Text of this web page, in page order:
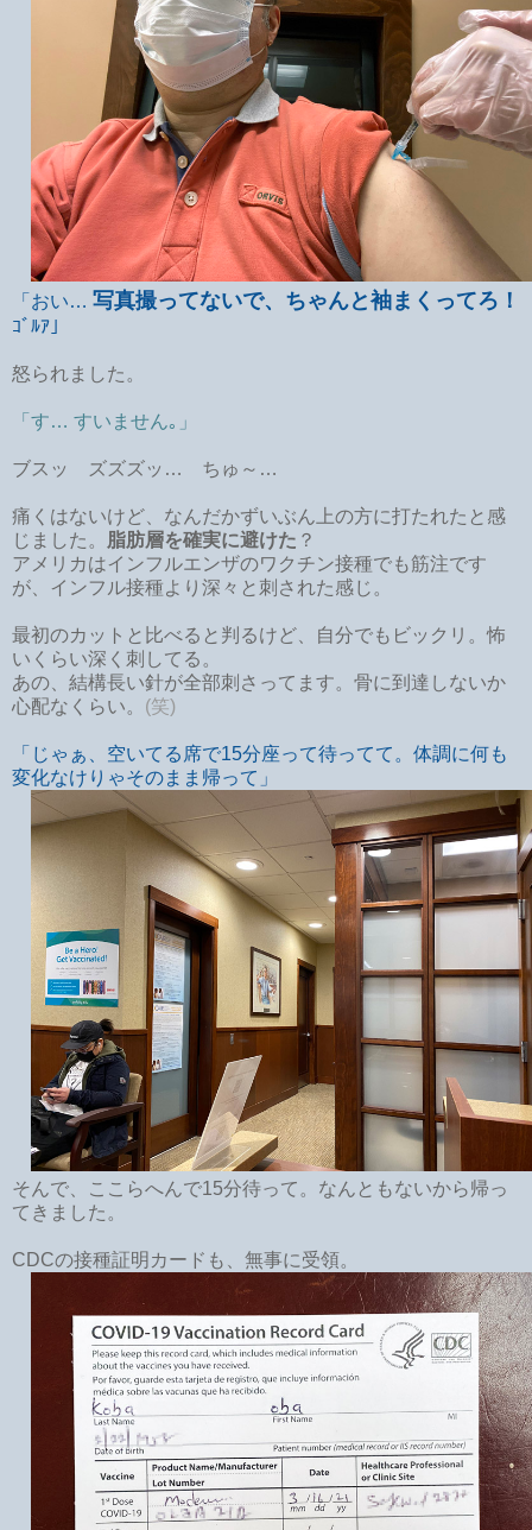
「おい… 写真撮ってないで、ちゃんと袖まくってろ！
ｺﾞﾙｱ」
怒られました。
「す… すいません｡」
ブスッ ズズズッ… ちゅ～…
痛くはないけど、なんだかずいぶん上の方に打たれたと感
じました。
脂肪層を確実に避けた ？
アメリカはインフルエンザのワクチン接種でも筋注です
が、インフル接種より深々と刺された感じ。
最初のカットと比べると判るけど、自分でもビックリ。怖
いくらい深く刺してる。
あの、結構長い針が全部刺さってます。骨に到達しないか
心配なくらい。 (笑)
「じゃぁ、空いてる席で15分座って待ってて。体調に何も
変化なけりゃそのまま帰って」
そんで、ここらへんで15分待って。なんともないから帰っ
てきました。
CDCの接種証明カードも、無事に受領。